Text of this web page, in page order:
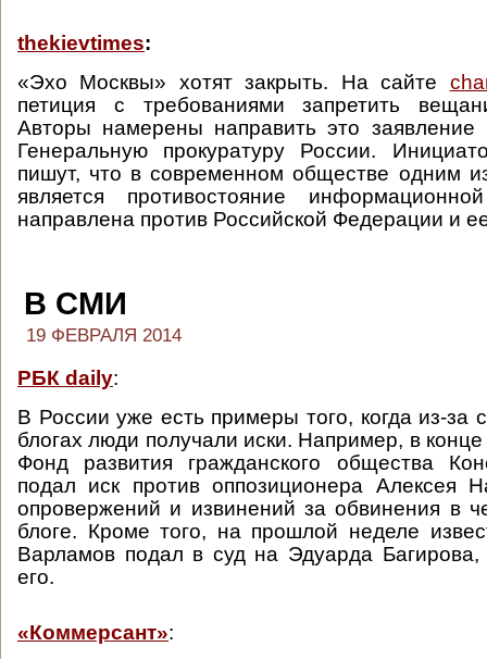
thekievtimes:
«Эхо Москвы» хотят закрыть. На сайте
петиция с требованиями запретить
Авторы намерены направить это заявление
Генеральную прокуратуру России.
пишут, что в современном обществе одним
является противостояние
направлена против Российской Федерации и
В СМИ
19 ФЕВРАЛЯ 2014
РБК daily:
В России уже есть примеры того, когда из-за
блогах люди получали иски. Например, в
Фонд развития гражданского общества
подал иск против оппозиционера Алексея
опровержений и извинений за обвинения в
блоге. Кроме того, на прошлой неделе
Варламов подал в суд на Эдуарда Багирова,
его.
«Коммерсант»: